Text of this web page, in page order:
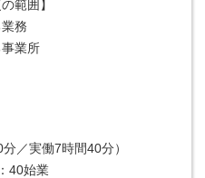
範囲】
務
業所
／実働7時間40分）
40始業